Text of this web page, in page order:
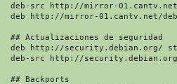
deb-src http://mirror-
deb http://mirror-01.cantv.net/
## Actualizaciones de seguridad
deb http://security.debian.org/
deb-src http://
## Backports